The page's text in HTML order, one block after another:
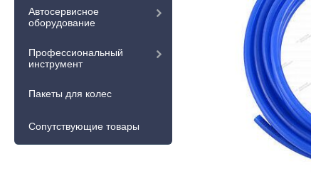
Автосервисное
оборудование
Профессиональный
инструмент
Пакеты для колес
Сопутствующие товары